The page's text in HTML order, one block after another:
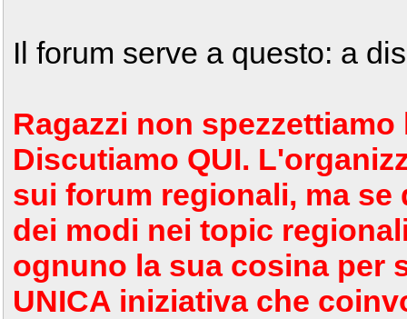
Il forum serve a questo: a
Ragazzi non
Discutiamo QUI.
sui forum regionali, ma
dei modi nei topic
ognuno la sua cosina per
UNICA iniziativa che